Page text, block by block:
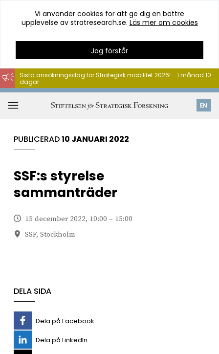
Hoppa
till
innehåll
Vi använder cookies för att ge dig en bättre
upplevelse av stratresearch.se. Läs mer om cookies
Jag förstår
EN
Sista ansökningsdag för Strategisk mobilitet 2026! - 1 månad 10
dagar
PUBLICERAD10 JANUARI 2022
SSF:s styrelse
sammanträder
15 december 2022, 10:00 – 15:00
SSF, Stockholm
DELA SIDA
Dela på Facebook
Dela på LinkedIn